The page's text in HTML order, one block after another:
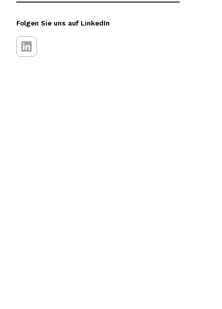
Folgen Sie uns auf LinkedIn